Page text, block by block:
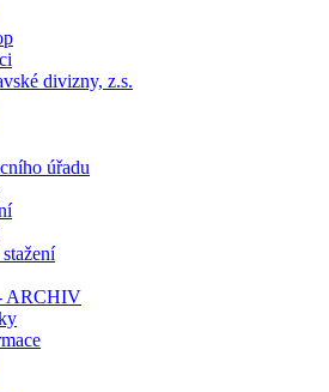
divizny, z.s.
úřadu
ARCHIV